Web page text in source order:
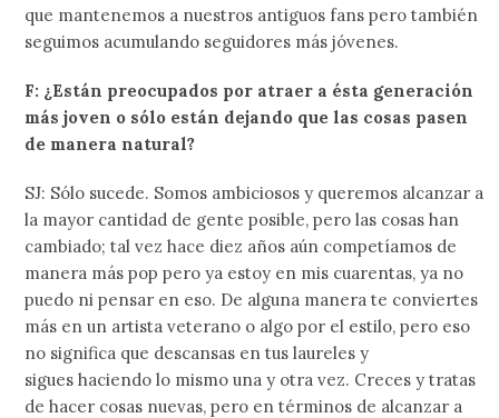
que mantenemos a nuestros antiguos fans pero también
seguimos acumulando seguidores más jóvenes.
F: ¿Están preocupados por atraer a ésta generación
más joven o sólo están dejando que las cosas pasen
de manera natural?
SJ: Sólo sucede. Somos ambiciosos y queremos alcanzar a
la mayor cantidad de gente posible, pero las cosas han
cambiado; tal vez hace diez años aún competíamos de
manera más pop pero ya estoy en mis cuarentas, ya no
puedo ni pensar en eso. De alguna manera te conviertes
más en un artista veterano o algo por el estilo, pero eso
no significa que descansas en tus laureles y
sigues haciendo lo mismo una y otra vez. Creces y tratas
de hacer cosas nuevas, pero en términos de alcanzar a